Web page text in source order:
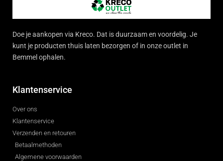
Doe je aankopen via Kreco. Dat is duurzaam en voordelig. Je
kunt je producten thuis laten bezorgen of in onze outlet in
Bemmel ophalen.
Klantenservice
Over ons
Klantenservice
Verzenden en retouren
Betaalmethoden
Algemene voorwaarden